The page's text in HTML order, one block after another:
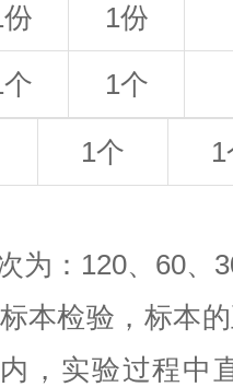
1份
1个
1个
为：120、60、
本检验，标本
，实验过程中